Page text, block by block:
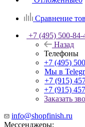
Сравнение
+7 (495) 500-84-
Назад
Телефоны
+7 (495)
Мы в
+7 (915)
+7 (915)
Заказать
info@shopfinish.ru
Мессенджеры: